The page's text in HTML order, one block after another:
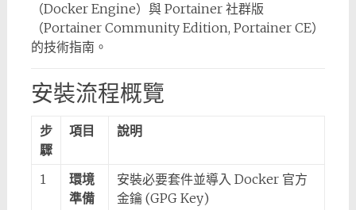
（Docker Engine）與 Portainer 社群版
（Portainer Community Edition, Portainer CE）
的技術指南。
安裝流程概覽
步
驟
項目 說明
1
環境
準備
安裝必要套件並導入 Docker 官方
金鑰 (GPG Key)